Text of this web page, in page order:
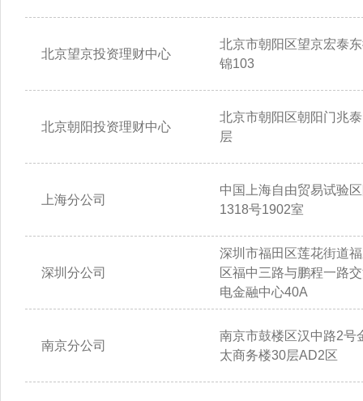
北京望京投资理财中心
北京市朝阳区望京宏泰
锦103
北京朝阳投资理财中心
北京市朝阳区朝阳门兆
层
上海分公司
中国上海自由贸易试验
1318号1902室
深圳分公司
深圳市福田区莲花街道
区福中三路与鹏程一路
电金融中心40A
南京分公司
南京市鼓楼区汉中路2号
太商务楼30层AD2区